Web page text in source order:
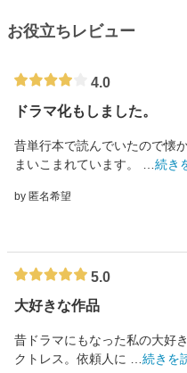
お役立ちレビュー
4.0
ドラマ化もしました。
昔単行本で読んでいたので懐
まいこまれています。
…続き
by 匿名希望
5.0
大好きな作品
昔ドラマにもなった私の大好
クトレス。依頼人に …続きを